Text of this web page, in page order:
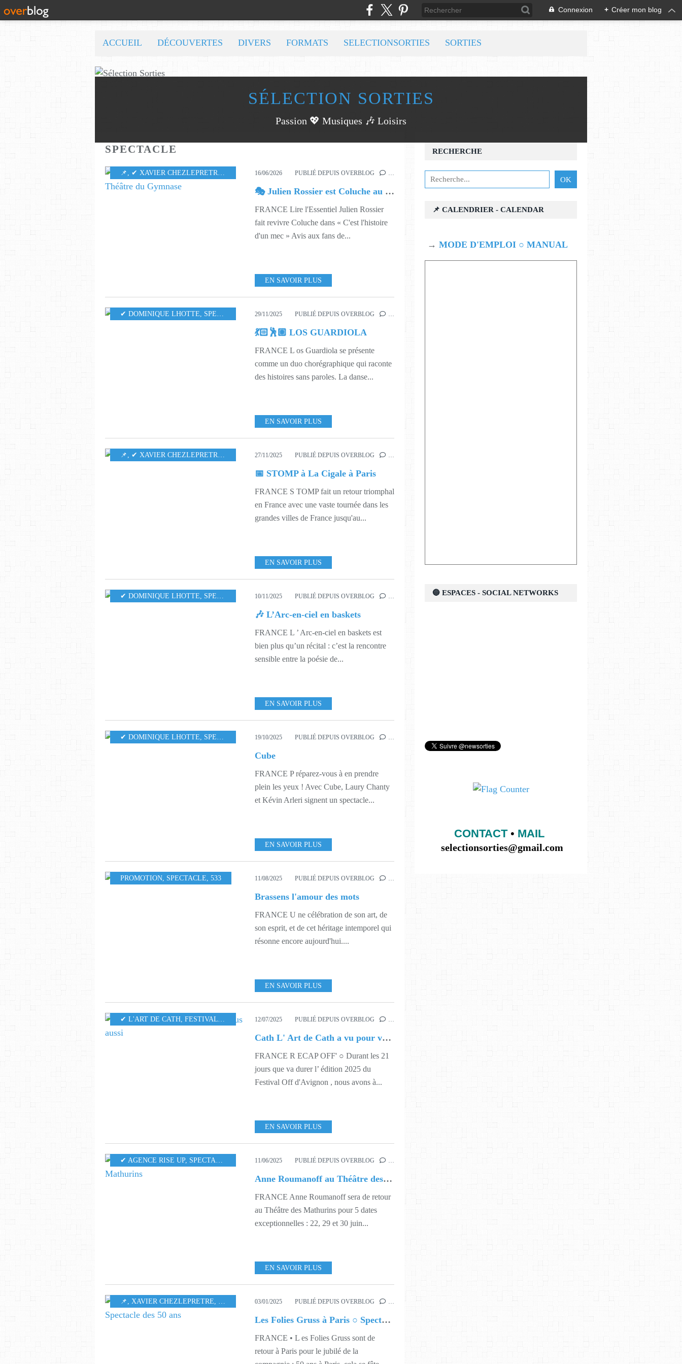
Connexion + Créer mon blog
SÉLECTION SORTIES
Passion 💖 Musiques 🎶 Loisirs
ACCUEIL DÉCOUVERTES DIVERS FORMATS SELECTIONSORTIES SORTIES
SPECTACLE
📌 , ✔ XAVIER CHEZLEPRETRE , HUMOUR,SPECTACLE,625 ,645,646
16/06/2026 PUBLIÉ DEPUIS OVERBLOG …
🎭 Julien Rossier est Coluche au Théâtre du Gymnase
FRANCE Lire l'Essentiel Julien Rossier
fait revivre Coluche dans « C'est l'histoire
d'un mec » Avis aux fans de...
EN SAVOIR PLUS
✔ DOMINIQUE LHOTTE, SPECTACLE 54829/11/2025 PUBLIÉ DEPUIS OVERBLOG …
💃🏻🕺🏽 LOS GUARDIOLA
FRANCE L os Guardiola se présente
comme un duo chorégraphique qui raconte
des histoires sans paroles. La danse...
EN SAVOIR PLUS
​​​​​​​📌 , ✔ XAVIER CHEZLEPRETRE , SPECTACLE,548, 550,601,602,603
27/11/2025 PUBLIÉ DEPUIS OVERBLOG …
📅 STOMP à La Cigale à Paris
FRANCE S TOMP fait un retour triomphal
en France avec une vaste tournée dans les
grandes villes de France jusqu'au...
EN SAVOIR PLUS
✔ DOMINIQUE LHOTTE, SPECTACLE 54610/11/2025 PUBLIÉ DEPUIS OVERBLOG …
🎶 L’Arc-en-ciel en baskets
FRANCE L ’ Arc-en-ciel en baskets est
bien plus qu’un récital : c’est la rencontre
sensible entre la poésie de...
EN SAVOIR PLUS
✔ DOMINIQUE LHOTTE, SPECTACLE 54219/10/2025 PUBLIÉ DEPUIS OVERBLOG …
Cube
FRANCE P réparez-vous à en prendre
plein les yeux ! Avec Cube, Laury Chanty
et Kévin Arleri signent un spectacle...
EN SAVOIR PLUS
PROMOTION, SPECTACLE, 533 11/08/2025 PUBLIÉ DEPUIS OVERBLOG …
Brassens l'amour des mots
FRANCE U ne célébration de son art, de
son esprit, et de cet héritage intemporel qui
résonne encore aujourd'hui....
EN SAVOIR PLUS
✔ L'ART DE CATH, FESTIVAL OFF D'AVIGNON 2025 DANSE ,MUSIQUE,SPECTACLE
12/07/2025 PUBLIÉ DEPUIS OVERBLOG …
Cath L' Art de Cath a vu pour vous aussi
FRANCE R ECAP OFF' ○ Durant les 21
jours que va durer l’ édition 2025 du
Festival Off d'Avignon , nous avons à...
EN SAVOIR PLUS
✔ AGENCE RISE UP, SPECTACLE 525,526,527 528
11/06/2025 PUBLIÉ DEPUIS OVERBLOG …
Anne Roumanoff au Théâtre des Mathurins
FRANCE Anne Roumanoff sera de retour
au Théâtre des Mathurins pour 5 dates
exceptionnelles : 22, 29 et 30 juin...
EN SAVOIR PLUS
​​​​​​​📌 , XAVIER CHEZLEPRETRE, SPECTACLE,441,501 502,503 ,504,505,506,507 ,508,
03/01/2025 PUBLIÉ DEPUIS OVERBLOG …
Les Folies Gruss à Paris ○ Spectacle des 50 ans
FRANCE • L es Folies Gruss sont de
retour à Paris pour le jubilé de la
RECHERCHE
📌 CALENDRIER - CALENDAR
→ MODE D'EMPLOI ○ MANUAL
🔵 ESPACES - SOCIAL NETWORKS
CONTACT• MAIL
selectionsorties@gmail.com